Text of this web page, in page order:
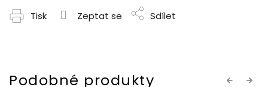
Tisk Zeptat se Sdílet
Previous
Next